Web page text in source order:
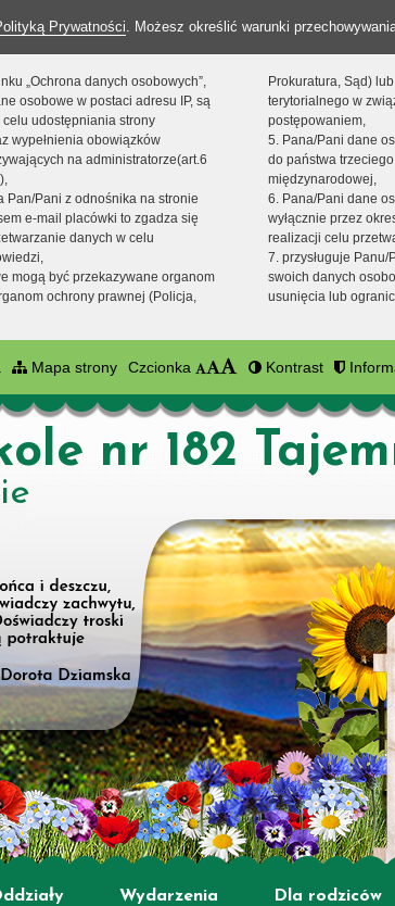
Prywatności. Możesz określić warunki
„Ochrona danych osobowych”,
osobowe w postaci adresu IP, są
udostępniania strony
wypełnienia obowiązków
na administratorze(art.6
Pan/Pani z odnośnika na stronie
e-mail placówki to zgadza się
danych w celu
mogą być przekazywane organom
ochrony prawnej (Policja,
Prokuratura, Sąd)
terytorialnego w
postępowaniem,
5. Pana/Pani dane
do państwa
międzynarodowej,
6. Pana/Pani dane
wyłącznie przez
realizacji celu
7. przysługuje
swoich danych
usunięcia lub
Mapa strony Czcionka Kontrast
nr 182
Wydarzenia Dla rodziców